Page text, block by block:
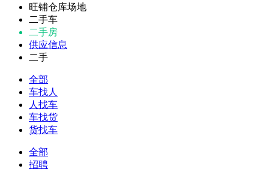
旺铺仓库场地
二手车
二手房
供应信息
二手
全部
车找人
人找车
车找货
货找车
全部
招聘